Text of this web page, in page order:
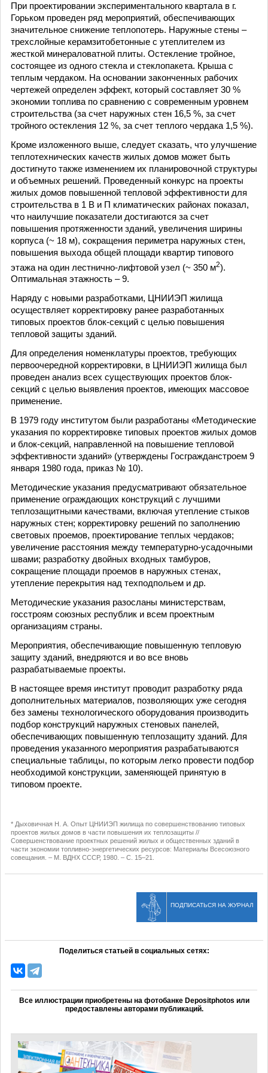
При проектировании экспериментального квартала в г.
Горьком проведен ряд мероприятий, обеспечивающих
значительное снижение теплопотерь. Наружные стены –
трехслойные керамзитобетонные с утеплителем из
жесткой минераловатной плиты. Остекление тройное,
состоящее из одного стекла и стеклопакета. Крыша с
теплым чердаком. На основании законченных рабочих
чертежей определен эффект, который составляет 30 %
экономии топлива по сравнению с современным уровнем
строительства (за счет наружных стен 16,5 %, за счет
тройного остекления 12 %, за счет теплого чердака 1,5 %).
Кроме изложенного выше, следует сказать, что улучшение
теплотехнических качеств жилых домов может быть
достигнуто также изменением их планировочной структуры
и объемных решений. Проведенный конкурс на проекты
жилых домов повышенной тепловой эффективности для
строительства в 1 В и П климатических районах показал,
что наилучшие показатели достигаются за счет
повышения протяженности зданий, увеличения ширины
корпуса (~ 18 м), сокращения периметра наружных стен,
повышения выхода общей площади квартир типового
этажа на один лестнично-лифтовой узел (~ 350 м2).
Оптимальная этажность – 9.
Наряду с новыми разработками, ЦНИИЭП жилища
осуществляет корректировку ранее разработанных
типовых проектов блок-секций с целью повышения
тепловой защиты зданий.
Для определения номенклатуры проектов, требующих
первоочередной корректировки, в ЦНИИЭП жилища был
проведен анализ всех существующих проектов блок-
секций с целью выявления проектов, имеющих массовое
применение.
В 1979 году институтом были разработаны «Методические
указания по корректировке типовых проектов жилых домов
и блок-секций, направленной на повышение тепловой
эффективности зданий» (утверждены Госгражданстроем 9
января 1980 года, приказ № 10).
Методические указания предусматривают обязательное
применение ограждающих конструкций с лучшими
теплозащитными качествами, включая утепление стыков
наружных стен; корректировку решений по заполнению
световых проемов, проектирование теплых чердаков;
увеличение расстояния между температурно-усадочными
швами; разработку двойных входных тамбуров,
сокращение площади проемов в наружных стенах,
утепление перекрытия над техподпольем и др.
Методические указания разосланы министерствам,
госстроям союзных республик и всем проектным
организациям страны.
Мероприятия, обеспечивающие повышенную тепловую
защиту зданий, внедряются и во все вновь
разрабатываемые проекты.
В настоящее время институт проводит разработку ряда
дополнительных материалов, позволяющих уже сегодня
без замены технологического оборудования производить
подбор конструкций наружных стеновых панелей,
обеспечивающих повышенную теплозащиту зданий. Для
проведения указанного мероприятия разрабатываются
специальные таблицы, по которым легко провести подбор
необходимой конструкции, заменяющей принятую в
типовом проекте.
* Дыховичная Н. А. Опыт ЦНИИЭП жилища по совершенствованию типовых
проектов жилых домов в части повышения их теплозащиты //
Совершенствование проектных решений жилых и общественных зданий в
части экономии топливно-энергетических ресурсов: Материалы Всесоюзного
совещания. – М. ВДНХ СССР, 1980. – С. 15–21.
ПОДПИСАТЬСЯ НА ЖУРНАЛ
Поделиться статьей в социальных сетях:
Все иллюстрации приобретены на фотобанке Depositphotos или
предоставлены авторами публикаций.